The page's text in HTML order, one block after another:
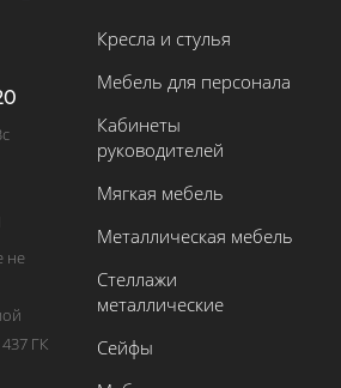
не
ГК
Кресла и стулья
Мебель для персонала
Кабинеты
руководителей
Мягкая мебель
Металлическая мебель
Стеллажи
металлические
Сейфы